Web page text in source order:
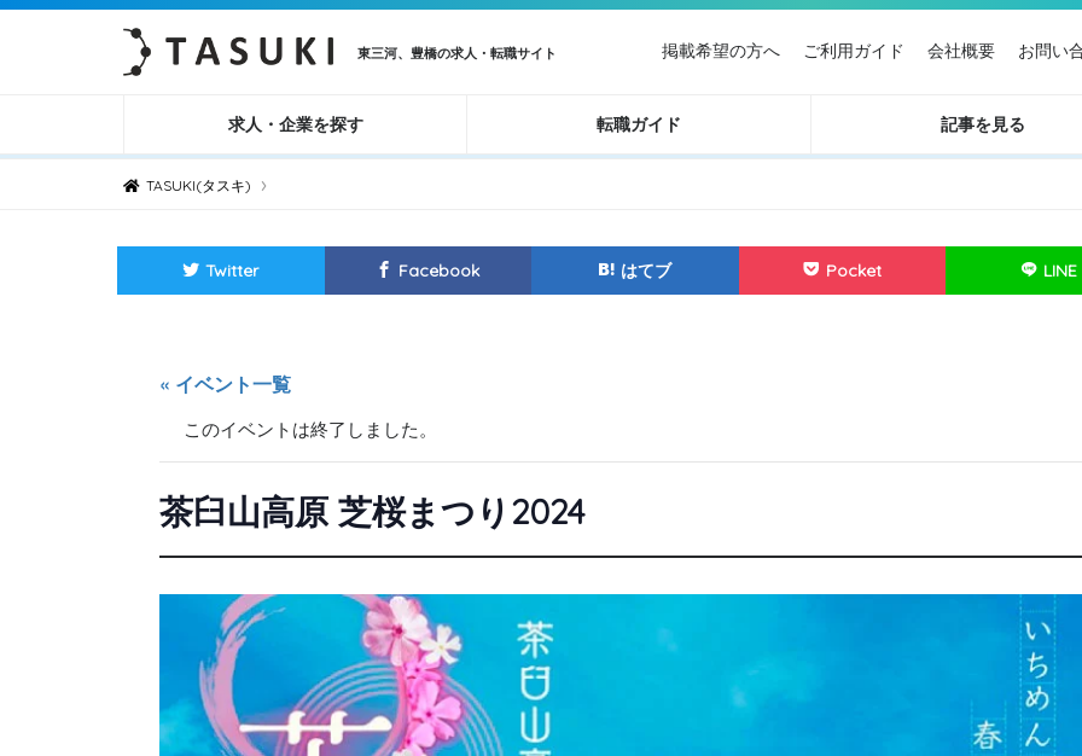
東三河、豊橋の求人・転職サイト 掲載希望の方へ ご利用ガイド 会社概要 お問い
求人・企業を探す 転職ガイド 記事を見る
TASUKI(タスキ) ›
Twitter Facebook はてブ Pocket LINE
« イベント一覧
このイベントは終了しました。
茶臼山高原 芝桜まつり2024